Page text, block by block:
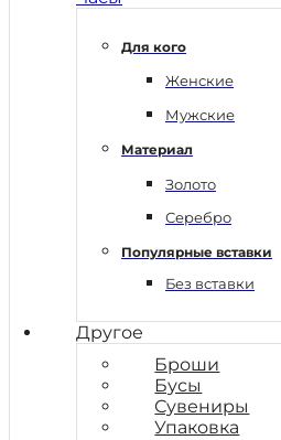
Для кого
Женские
Мужские
Материал
Золото
Серебро
Популярные вставки
Без вставки
Другое
Броши
Бусы
Сувениры
Упаковка